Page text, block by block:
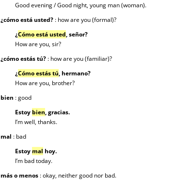
Good evening / Good night, young man (woman).
¿cómo está usted? : how are you (formal)?
¿Cómo está usted,señor?
How are you, sir?
¿cómo estás tú? : how are you (familiar)?
¿Cómo estás tú, hermano?
How are you, brother?
bien : good
Estoy bien, gracias.
I’m well, thanks.
mal : bad
Estoy mal hoy.
I’m bad today.
más o menos : okay, neither good nor bad.